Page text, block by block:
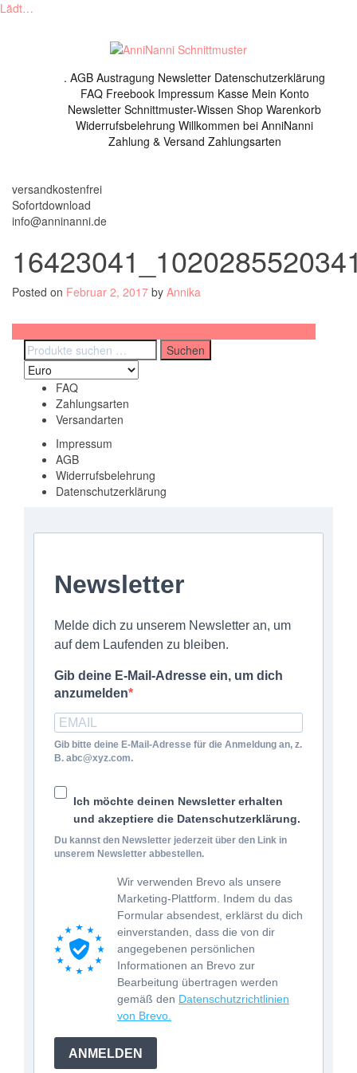
Lädt…
. AGB Austragung Newsletter Datenschutzerklärung
FAQ Freebook Impressum Kasse Mein Konto
Newsletter Schnittmuster-Wissen Shop Warenkorb
Widerrufsbelehrung Willkommen bei AnniNanni
Zahlung & Versand Zahlungsarten
versandkostenfrei
Sofortdownload
info@anninanni.de
Posted on Februar 2, 2017 by Annika
Beitragsnavigation
Suchen
nach:
Suchen
FAQ
Zahlungsarten
Versandarten
Impressum
AGB
Widerrufsbelehrung
Datenschutzerklärung
Newsletter
Melde dich zu unserem Newsletter an, um
auf dem Laufenden zu bleiben.
Gib deine E-Mail-Adresse ein, um dich
anzumelden
Gib bitte deine E-Mail-Adresse für die Anmeldung an, z.
B. abc@xyz.com.
Ich möchte deinen Newsletter erhalten
und akzeptiere die Datenschutzerklärung.
Du kannst den Newsletter jederzeit über den Link in
unserem Newsletter abbestellen.
Wir verwenden Brevo als unsere
Marketing-Plattform. Indem du das
Formular absendest, erklärst du dich
einverstanden, dass die von dir
angegebenen persönlichen
Informationen an Brevo zur
Bearbeitung übertragen werden
gemäß den Datenschutzrichtlinien
von Brevo.
ANMELDEN